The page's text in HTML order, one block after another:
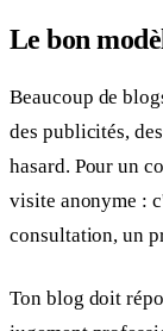
Le bon
Beaucoup de
des publicités,
hasard. Pour un
visite anonyme :
consultation, un
Ton blog doit